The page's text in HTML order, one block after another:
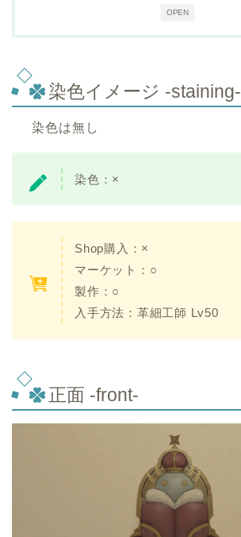
OPEN
染色イメージ -staining-
染色は無し
染色：×
Shop購入：×
マーケット：○
製作：○
入手方法：革細工師 Lv50
正面 -front-